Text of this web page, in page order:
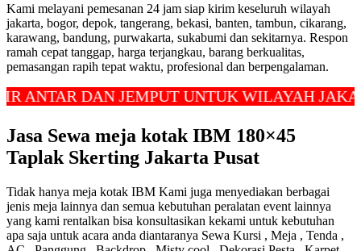
Kami melayani pemesanan 24 jam siap kirim keseluruh wilayah
jakarta, bogor, depok, tangerang, bekasi, banten, tambun, cikarang,
karawang, bandung, purwakarta, sukabumi dan sekitarnya. Respon
ramah cepat tanggap, harga terjangkau, barang berkualitas,
pemasangan rapih tepat waktu, profesional dan berpengalaman.
DAN JEMPUT UNTUK WILAYAH JAKARTA,
Jasa Sewa meja kotak IBM 180×45
Taplak Skerting Jakarta Pusat
Tidak hanya meja kotak IBM Kami juga menyediakan berbagai
jenis meja lainnya dan semua kebutuhan peralatan event lainnya
yang kami rentalkan bisa konsultasikan kekami untuk kebutuhan
apa saja untuk acara anda diantaranya Sewa Kursi , Meja , Tenda ,